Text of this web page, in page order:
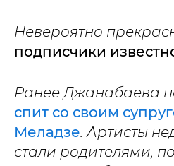
Невероятно
подписчики
Ранее Джанабаева
спит со своим
Меладзе. Артисты
стали родителями,